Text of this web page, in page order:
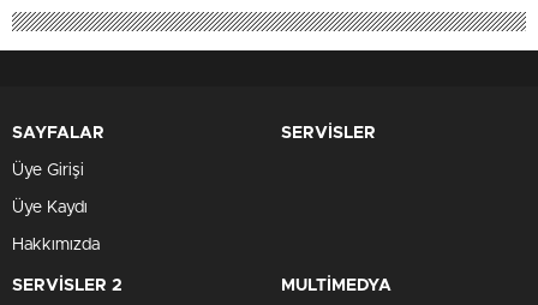
SAYFALAR
Üye Girişi
Üye Kaydı
Hakkımızda
SERVİSLER
SERVİSLER 2 MULTİMEDYA